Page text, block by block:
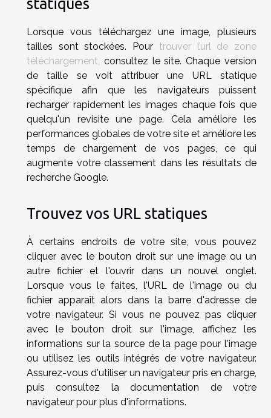
statiques
Lorsque vous téléchargez une image, plusieurs
tailles sont stockées. Pour trouver l’url de zone
téléchargement, consultez le site. Chaque version
de taille se voit attribuer une URL statique
spécifique afin que les navigateurs puissent
recharger rapidement les images chaque fois que
quelqu'un revisite une page. Cela améliore les
performances globales de votre site et améliore les
temps de chargement de vos pages, ce qui
augmente votre classement dans les résultats de
recherche Google.
Trouvez vos URL statiques
À certains endroits de votre site, vous pouvez
cliquer avec le bouton droit sur une image ou un
autre fichier et l'ouvrir dans un nouvel onglet.
Lorsque vous le faites, l'URL de l'image ou du
fichier apparaît alors dans la barre d'adresse de
votre navigateur. Si vous ne pouvez pas cliquer
avec le bouton droit sur l'image, affichez les
informations sur la source de la page pour l'image
ou utilisez les outils intégrés de votre navigateur.
Assurez-vous d'utiliser un navigateur pris en charge,
puis consultez la documentation de votre
navigateur pour plus d'informations.